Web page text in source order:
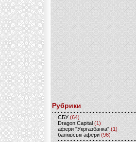
Рубрики
CБУ (64)
Dragon Capital (1)
афери "Укргазбанка" (1)
банківські афери (96)